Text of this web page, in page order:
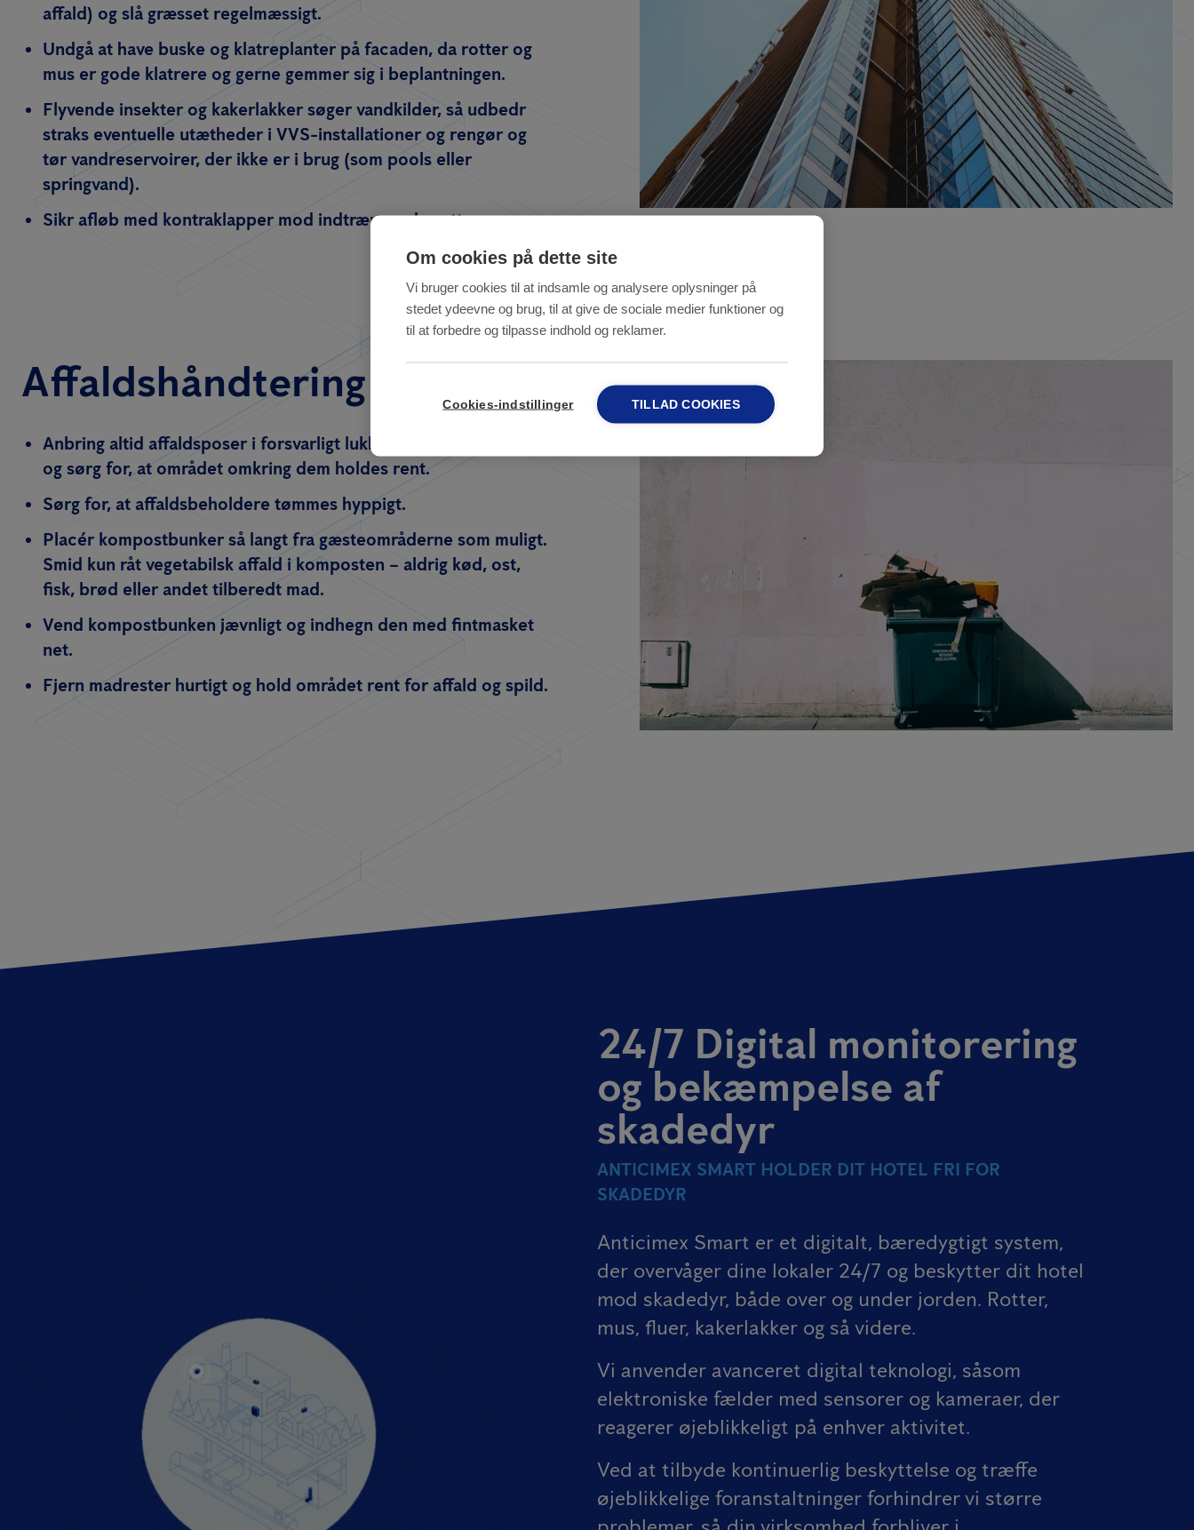
affald) og slå græsset regelmæssigt.
Undgå at have buske og klatreplanter på facaden, da rotter og
mus er gode klatrere og gerne gemmer sig i beplantningen.
Flyvende insekter og kakerlakker søger vandkilder, så udbedr
straks eventuelle utætheder i VVS-installationer og rengør og
tør vandreservoirer, der ikke er i brug (som pools eller
springvand).
Sikr afløb med kontraklapper mod indtrængende rotter.
Affaldshåndtering
Anbring altid affaldsposer i forsvarligt lukkede affaldsbeholdere
og sørg for, at området omkring dem holdes rent.
Sørg for, at affaldsbeholdere tømmes hyppigt.
Placér kompostbunker så langt fra gæsteområderne som muligt.
Smid kun råt vegetabilsk affald i komposten – aldrig kød, ost,
fisk, brød eller andet tilberedt mad.
Vend kompostbunken jævnligt og indhegn den med fintmasket
net.
Fjern madrester hurtigt og hold området rent for affald og spild.
24/7 Digital monitorering
og bekæmpelse af
skadedyr
ANTICIMEX SMART HOLDER DIT HOTEL FRI FOR
SKADEDYR
Anticimex Smart er et digitalt, bæredygtigt system,
der overvåger dine lokaler 24/7 og beskytter dit hotel
mod skadedyr, både over og under jorden. Rotter,
mus, fluer, kakerlakker og så videre.
Vi anvender avanceret digital teknologi, såsom
elektroniske fælder med sensorer og kameraer, der
reagerer øjeblikkeligt på enhver aktivitet.
Ved at tilbyde kontinuerlig beskyttelse og træffe
øjeblikkelige foranstaltninger forhindrer vi større
Om cookies på dette site
Vi bruger cookies til at indsamle og analysere oplysninger på
stedet ydeevne og brug, til at give de sociale medier funktioner og
til at forbedre og tilpasse indhold og reklamer.
Cookies-indstillinger TILLAD COOKIES